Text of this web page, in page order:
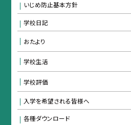
いじめ防止基本方針
学校日記
おたより
学校生活
学校評価
入学を希望される皆様へ
各種ダウンロード